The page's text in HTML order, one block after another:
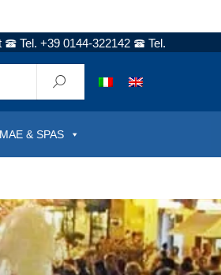
Tel. +39 0144-322142
Tel.
& SPAS